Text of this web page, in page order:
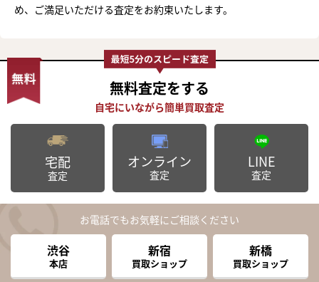
め、ご満足いただける査定をお約束いたします。
無料査定をする
宅配
査定
オンライン
査定
LINE
査定
お電話でもお気軽にご相談ください
渋谷
本店
新宿
買取ショップ
新橋
買取ショップ